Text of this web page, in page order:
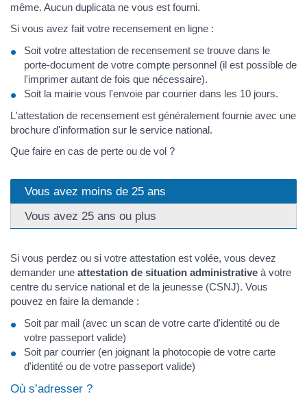
même. Aucun duplicata ne vous est fourni.
Si vous avez fait votre recensement en ligne :
Soit votre attestation de recensement se trouve dans le
porte-document de votre compte personnel (il est possible de
l'imprimer autant de fois que nécessaire).
Soit la mairie vous l'envoie par courrier dans les 10 jours.
L'attestation de recensement est généralement fournie avec une
brochure d'information sur le service national.
Que faire en cas de perte ou de vol ?
Vous avez moins de 25 ans
Vous avez 25 ans ou plus
Si vous perdez ou si votre attestation est volée, vous devez
demander une attestation de situation administrative à votre
centre du service national et de la jeunesse (CSNJ). Vous
pouvez en faire la demande :
Soit par mail (avec un scan de votre carte d'identité ou de
votre passeport valide)
Soit par courrier (en joignant la photocopie de votre carte
d'identité ou de votre passeport valide)
Où s’adresser ?